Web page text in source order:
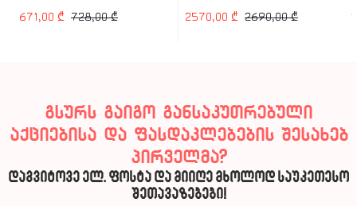
728,00₾
671,00 ₾
WDK-40CUT-C 40A
2690,00₾
2570,00 ₾
გსურს გაიგო განსაკუთრებული
აქციებისა და ფასდაკლებების შესახებ
პირველმა?
დაგვიტოვე ელ. ფოსტა და მიიღე მხოლოდ საუკეთესო
შეთავაზებები!